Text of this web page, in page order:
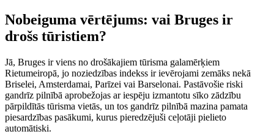
Nobeiguma vērtējums: vai Bruges ir
drošs tūristiem?
Jā, Bruges ir viens no drošākajiem tūrisma galamērķiem
Rietumeiropā, jo noziedzības indekss ir ievērojami zemāks nekā
Briselei, Amsterdamai, Parīzei vai Barselonai. Pastāvošie riski
gandrīz pilnībā aprobežojas ar iespēju izmantotu sīko zādzību
pārpildītās tūrisma vietās, un tos gandrīz pilnībā mazina pamata
piesardzības pasākumi, kurus pieredzējuši ceļotāji pielieto
automātiski.